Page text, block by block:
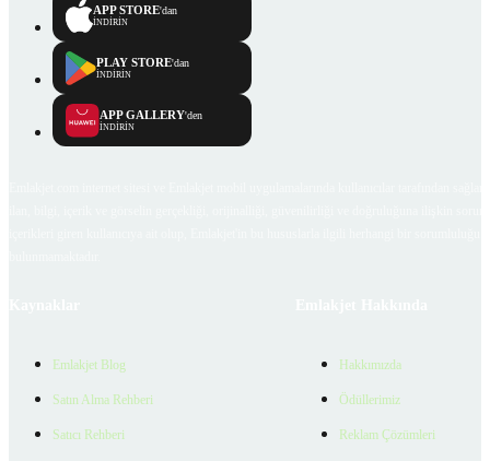
APP STORE'dan
İNDİRİN
PLAY STORE'dan
İNDİRİN
APP GALLERY'den
İNDİRİN
Emlakjet Blog
Satın Alma Rehberi
Satıcı Rehberi
Hakkımızda
Ödüllerimiz
Reklam Çözümleri